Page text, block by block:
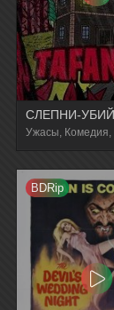
СЛЕПНИ-
BDRip